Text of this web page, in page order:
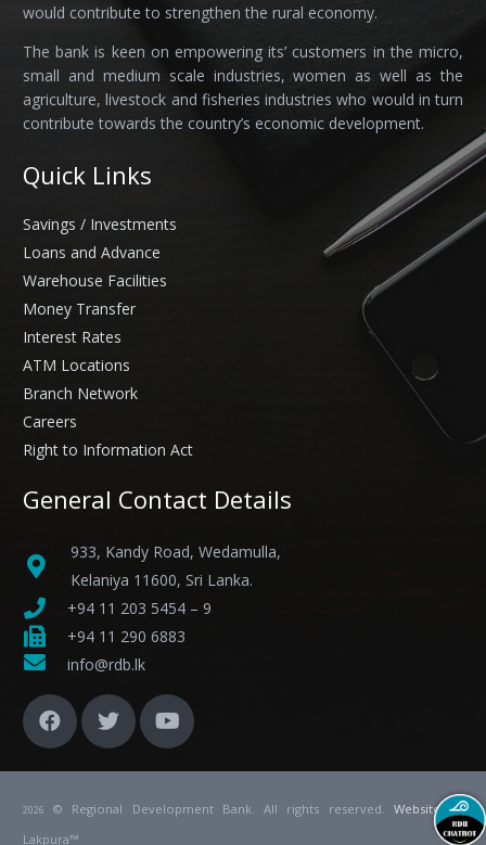
would contribute to strengthen the rural economy.
The bank is keen on empowering its’ customers in the micro,
small and medium scale industries, women as well as the
agriculture, livestock and fisheries industries who would in turn
contribute towards the country’s economic development.
Quick Links
Savings / Investments
Loans and Advance
Warehouse Facilities
Money Transfer
Interest Rates
ATM Locations
Branch Network
Careers
Right to Information Act
General Contact Details
933, Kandy Road, Wedamulla,
Kelaniya 11600, Sri Lanka.
+94 11 203 5454 – 9
+94 11 290 6883
info@rdb.lk
2026 © Regional Development Bank. All rights reserved. Websiteby
Lakpura™